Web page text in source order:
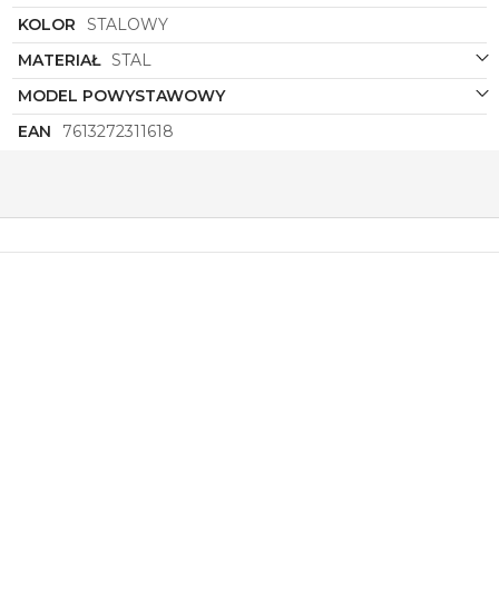
KOLOR
STALOWY
MATERIAŁ STAL
MODEL POWYSTAWOWY
EAN
7613272311618